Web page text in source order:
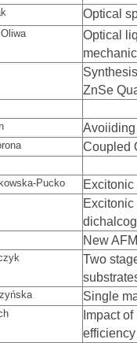
Optical
Optical
ZnSe
Avoiiding
Coupled
Pucko
New
Two
Single
Impact